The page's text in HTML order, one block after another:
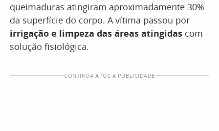
queimaduras atingiram aproximadamente 30%
da superfície do corpo. A vítima passou por
irrigação e limpeza das áreas atingidas com
solução fisiológica.
CONTINUA APÓS A PUBLICIDADE